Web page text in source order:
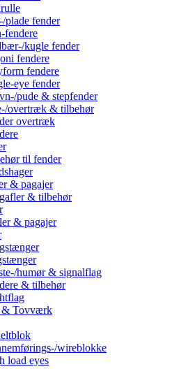
plade fender
fendere
kugle fender
fendere
fendere
eye fender
pude & stepfender
overtræk & tilbehør
overtræk
til fender
& pagajer
& tilbehør
& pagajer
humør & signalflag
& tilbehør
& Tovværk
wireblokke
load eyes